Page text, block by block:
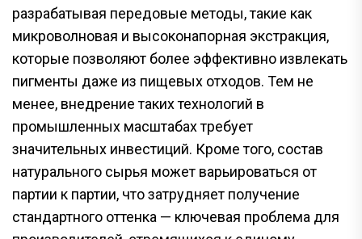
разрабатывая передовые методы, такие как
микроволновая и высоконапорная экстракция,
которые позволяют более эффективно извлекать
пигменты даже из пищевых отходов. Тем не
менее, внедрение таких технологий в
промышленных масштабах требует
значительных инвестиций. Кроме того, состав
натурального сырья может варьироваться от
партии к партии, что затрудняет получение
стандартного оттенка — ключевая проблема для